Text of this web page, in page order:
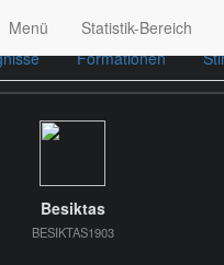
Menü Statistik-Bereich
Formationen
Besiktas
BESIKTAS1903